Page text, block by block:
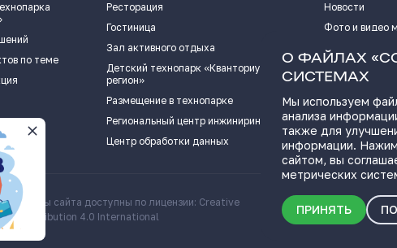
по теме
Ресторация
Гостиница
Зал активного отдыха
Детский технопарк «Кванториум - 63
регион»
Размещение в технопарке
Региональный центр инжиниринга
Центр обработки данных
Новости
Фото и видео
Истории
ПОЛЕЗНЫЕ
сайта доступны по лицензии: Creative
Attribution 4.0 International
Скачать
о Самарской области
О ФАЙЛАХ
СИСТЕМАХ
Мы используем
анализа
также для
информации.
сайтом, вы
метрических
ПРИНЯТЬ